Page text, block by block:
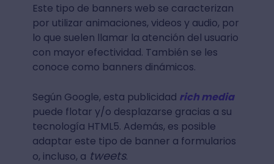
Este tipo de banners web se caracterizan
por utilizar animaciones, videos y audio, por
lo que suelen llamar la atención del usuario
con mayor efectividad. También se les
conoce como banners dinámicos.
Según Google, esta publicidad rich media
puede flotar y/o desplazarse gracias a su
tecnología HTML5. Además, es posible
adaptar este tipo de banner a formularios
o, incluso, a tweets.